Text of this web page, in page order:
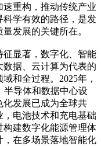
重构，推动传统产业
学有效的路径，是发
发展的关键所在。
显著，数字化、智能
据、云计算为代表的
和全过程。2025年，
半导体和数据中心设
化发展已成为全球共
电池技术和充电基础
建数字化能源管理体
在多场景落地智能化